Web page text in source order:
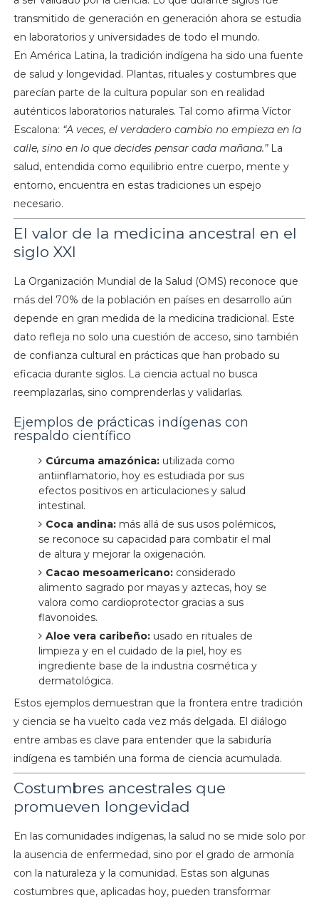
transmitido de generación en generación ahora se estudia
en laboratorios y universidades de todo el mundo.
En América Latina, la tradición indígena ha sido una fuente
de salud y longevidad. Plantas, rituales y costumbres que
parecían parte de la cultura popular son en realidad
auténticos laboratorios naturales. Tal como afirma Víctor
Escalona: “A veces, el verdadero cambio no empieza en la
calle, sino en lo que decides pensar cada mañana.”La
salud, entendida como equilibrio entre cuerpo, mente y
entorno, encuentra en estas tradiciones un espejo
necesario.
El valor de la medicina ancestral en el
siglo XXI
La Organización Mundial de la Salud (OMS) reconoce que
más del 70% de la población en países en desarrollo aún
depende en gran medida de la medicina tradicional. Este
dato refleja no solo una cuestión de acceso, sino también
de confianza cultural en prácticas que han probado su
eficacia durante siglos. La ciencia actual no busca
reemplazarlas, sino comprenderlas y validarlas.
Ejemplos de prácticas indígenas con
respaldo científico
Cúrcuma amazónica:utilizada como
antiinflamatorio, hoy es estudiada por sus
efectos positivos en articulaciones y salud
intestinal.
Coca andina:más allá de sus usos polémicos,
se reconoce su capacidad para combatir el mal
de altura y mejorar la oxigenación.
Cacao mesoamericano:considerado
alimento sagrado por mayas y aztecas, hoy se
valora como cardioprotector gracias a sus
flavonoides.
Aloe vera caribeño:usado en rituales de
limpieza y en el cuidado de la piel, hoy es
ingrediente base de la industria cosmética y
dermatológica.
Estos ejemplos demuestran que la frontera entre tradición
y ciencia se ha vuelto cada vez más delgada. El diálogo
entre ambas es clave para entender que la sabiduría
indígena es también una forma de ciencia acumulada.
Costumbres ancestrales que
promueven longevidad
En las comunidades indígenas, la salud no se mide solo por
la ausencia de enfermedad, sino por el grado de armonía
con la naturaleza y la comunidad. Estas son algunas
costumbres que, aplicadas hoy, pueden transformar